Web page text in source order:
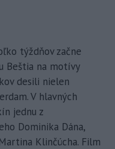
týždňov začne
Beštia na motívy
desili nielen
V hlavných
jednu z
Dominika Dána,
Klinčúcha. Film